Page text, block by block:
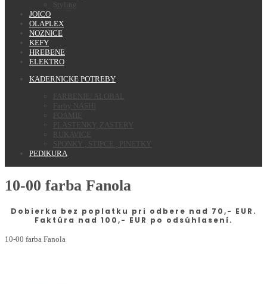
Styling
JOICO
OLAPLEX
NOZNICE
KEFY
HREBENE
ELEKTRO
KADERNICKE POTREBY
FARBENIE/ ALOBAL
Farby NASHI
FOAMIE
PLASTENKY, ZASTERY
RUKAVICE
SPONKY , STIPCE , PINETKY
PEDIKURA
10-00 farba Fanola
Dobierka bez poplatku pri odbere nad 70,- EUR.
Faktúra nad 100,- EUR po odsúhlasení.
10-00 farba Fanola